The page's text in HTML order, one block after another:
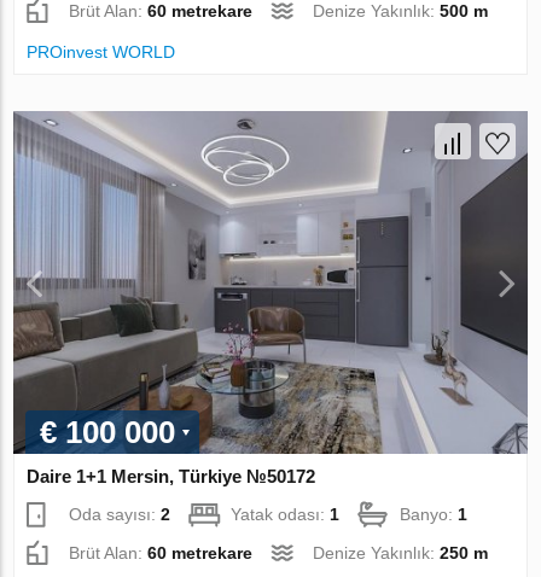
Brüt Alan:60 metrekare Denize Yakınlık:500 m
PROinvest WORLD
€ 100 000
Daire 1+1 Mersin, Türkiye №50172
Oda sayısı:2 Yatak odası: 1 Banyo: 1
Brüt Alan:60 metrekare Denize Yakınlık:250 m